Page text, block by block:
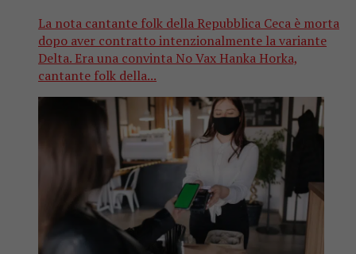
La nota cantante folk della Repubblica Ceca è morta
dopo aver contratto intenzionalmente la variante
Delta. Era una convinta No Vax Hanka Horka,
cantante folk della...